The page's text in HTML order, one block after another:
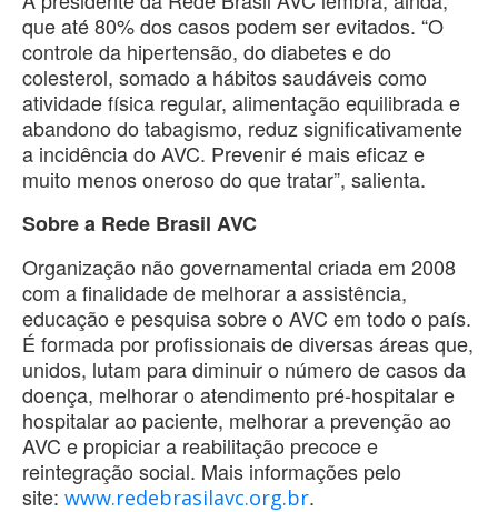
que até 80% dos casos podem ser evitados. “O
controle da hipertensão, do diabetes e do
colesterol, somado a hábitos saudáveis como
atividade física regular, alimentação equilibrada e
abandono do tabagismo, reduz significativamente
a incidência do AVC. Prevenir é mais eficaz e
muito menos oneroso do que tratar”, salienta.
Sobre a Rede Brasil AVC
Organização não governamental criada em 2008
com a finalidade de melhorar a assistência,
educação e pesquisa sobre o AVC em todo o país.
É formada por profissionais de diversas áreas que,
unidos, lutam para diminuir o número de casos da
doença, melhorar o atendimento pré-hospitalar e
hospitalar ao paciente, melhorar a prevenção ao
AVC e propiciar a reabilitação precoce e
reintegração social. Mais informações pelo
site: www.redebrasilavc.org.br.